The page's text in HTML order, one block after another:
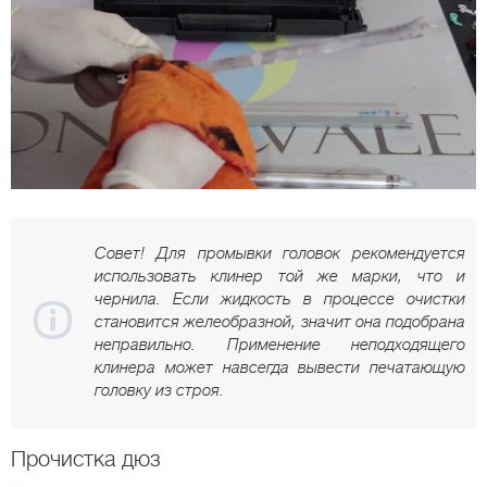
Совет! Для промывки головок рекомендуется
использовать клинер той же марки, что и
чернила. Если жидкость в процессе очистки
становится желеобразной, значит она подобрана
неправильно. Применение неподходящего
клинера может навсегда вывести печатающую
головку из строя.
Прочистка дюз